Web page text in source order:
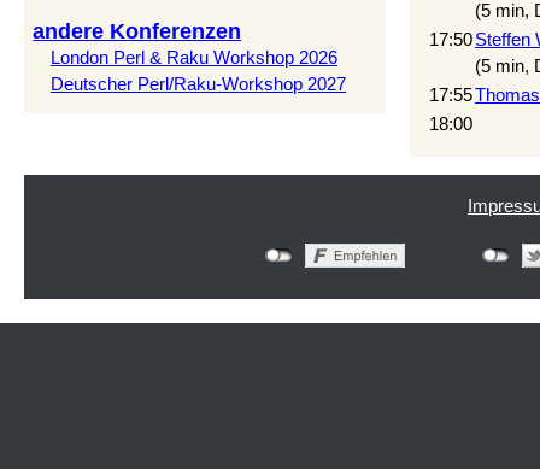
andere Konferenzen
London Perl & Raku Workshop 2026
Deutscher Perl/Raku-Workshop 2027
(5 min,
17:50Steffen
(5 min,
17:55
18:00